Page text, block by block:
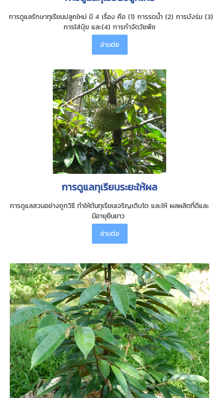
การดูแลรักษาทุเรียนปลูกใหม่ มี 4 เรื่อง คือ (1) การรดน้ำ (2) การบังร่ม (3)
การใส่ปุ๋ย และ(4) การกำจัดวัชพืช
อ่านต่อ
การดูแลทุเรียนระยะให้ผล
การดูแลสวนอย่างถูกวิธี ทำให้ต้นทุเรียนเจริญเติบโต และให้ ผลผลิตที่ดีและ
มีอายุยืนยาว
อ่านต่อ